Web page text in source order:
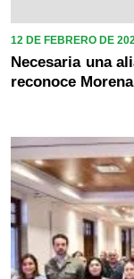
12 DE FEBRERO DE
Necesaria una
reconoce Morena